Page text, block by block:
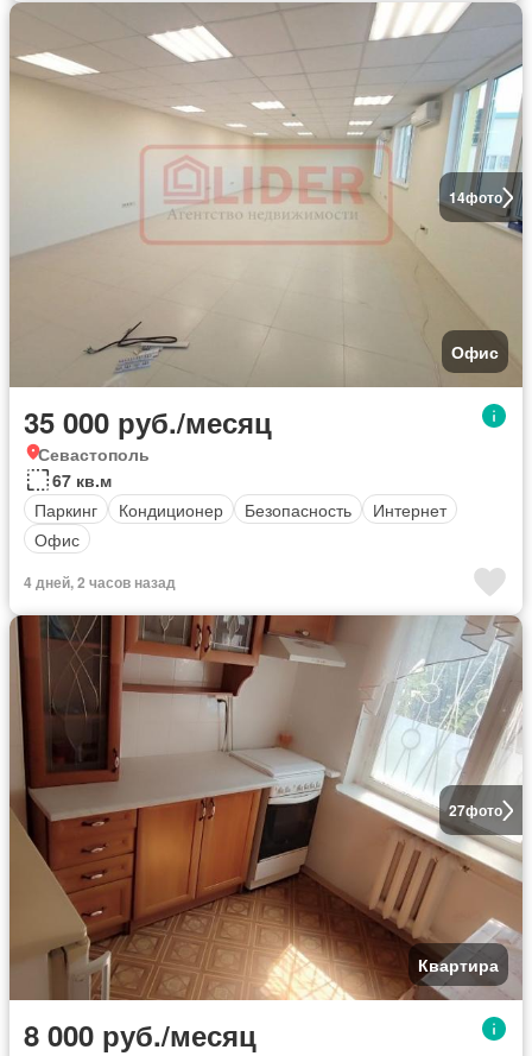
14фото
Офис
35 000 руб./месяц
Севастополь
67 кв.м
Паркинг
Кондиционер Безопасность
Интернет
Офис
4 дней, 2 часов назад
27фото
Квартира
8 000 руб./месяц